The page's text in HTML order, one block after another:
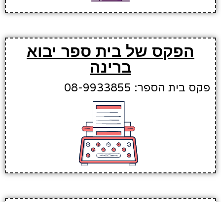
הפקס של בית ספר יבוא
ברינה
פקס בית הספר: 08-9933855